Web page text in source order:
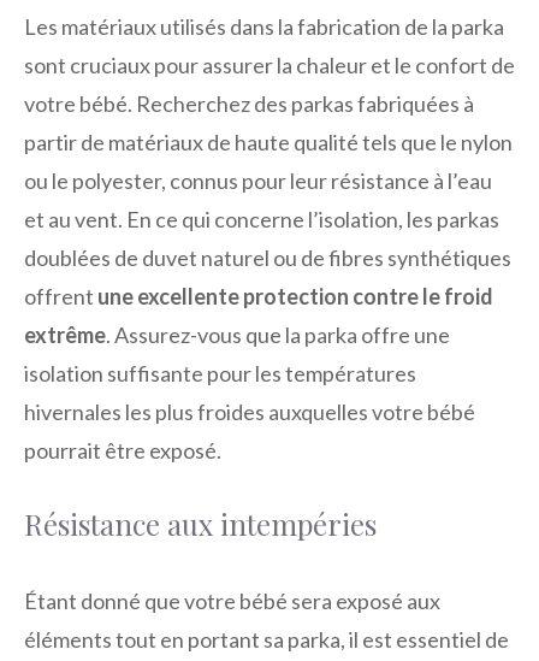
Les matériaux utilisés dans la fabrication de la parka
sont cruciaux pour assurer la chaleur et le confort de
votre bébé. Recherchez des parkas fabriquées à
partir de matériaux de haute qualité tels que le nylon
ou le polyester, connus pour leur résistance à l’eau
et au vent. En ce qui concerne l’isolation, les parkas
doublées de duvet naturel ou de fibres synthétiques
offrent une excellente protection contre le froid
extrême. Assurez-vous que la parka offre une
isolation suffisante pour les températures
hivernales les plus froides auxquelles votre bébé
pourrait être exposé.
Résistance aux intempéries
Étant donné que votre bébé sera exposé aux
éléments tout en portant sa parka, il est essentiel de